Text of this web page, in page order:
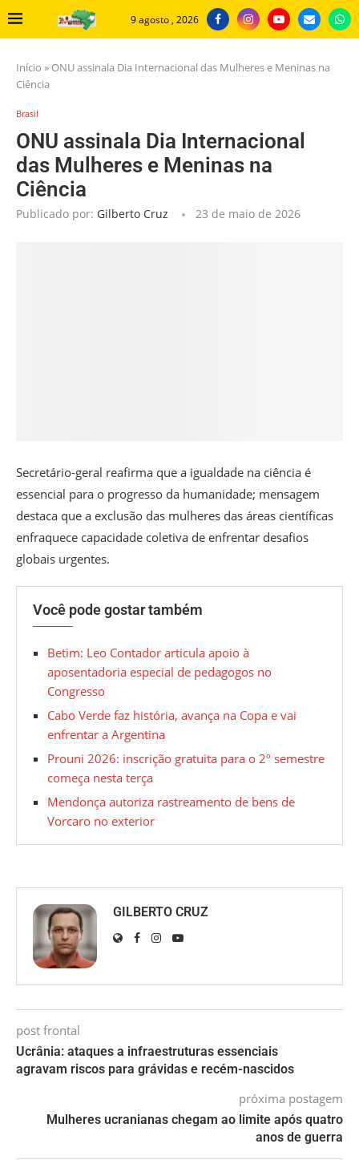
9 agosto , 2026
Início » ONU assinala Dia Internacional das Mulheres e Meninas na
Ciência
Brasil
ONU assinala Dia Internacional
das Mulheres e Meninas na
Ciência
Publicado por: Gilberto Cruz 23 de maio de 2026
Secretário-geral reafirma que a igualdade na ciência é
essencial para o progresso da humanidade; mensagem
destaca que a exclusão das mulheres das áreas científicas
enfraquece capacidade coletiva de enfrentar desafios
globais urgentes.
Você pode gostar também
Betim: Leo Contador articula apoio à
aposentadoria especial de pedagogos no
Congresso
Cabo Verde faz história, avança na Copa e vai
enfrentar a Argentina
Prouni 2026: inscrição gratuita para o 2º semestre
começa nesta terça
Mendonça autoriza rastreamento de bens de
Vorcaro no exterior
GILBERTO CRUZ
post frontal
Ucrânia: ataques a infraestruturas essenciais
agravam riscos para grávidas e recém-nascidos
próxima postagem
Mulheres ucranianas chegam ao limite após quatro
anos de guerra